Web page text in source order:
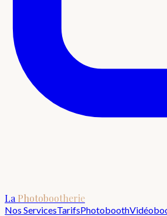
La Photobootherie
Nos ServicesTarifsPhotobooth